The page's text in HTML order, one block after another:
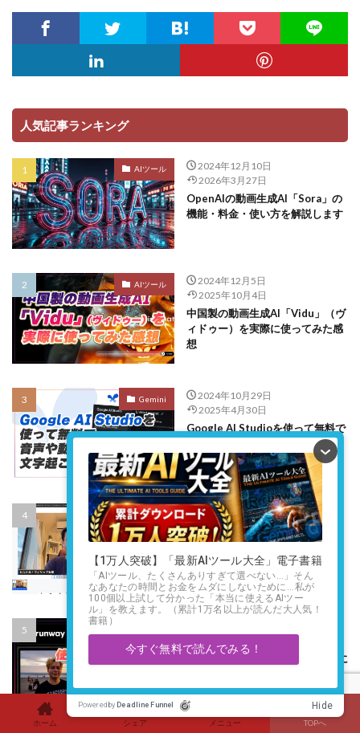
人気記事ランキング
AIツール
2024年12月10日
2026年3月27日
OpenAIの動画生成AI「Sora」の
機能・料金・使い方を解説します
AIツール
2024年12月5日
2025年10月4日
中国製の動画生成AI「Vidu」（ヴ
ィドゥー）を実際に使ってみた感
想
Gemini
2024年10月29日
2025年4月30日
Google AI Studioを使って無料で
音声や動画を文字起こしする方法
StreamYard
2024年7月15日
2024年7月23日
StreamYard（ストリームヤー
ド）徹底解説：初心者でも簡単に
ライブ配信する方法
Runway MLを使って静止画を元に
ホーム シェア メニュー TOPへ